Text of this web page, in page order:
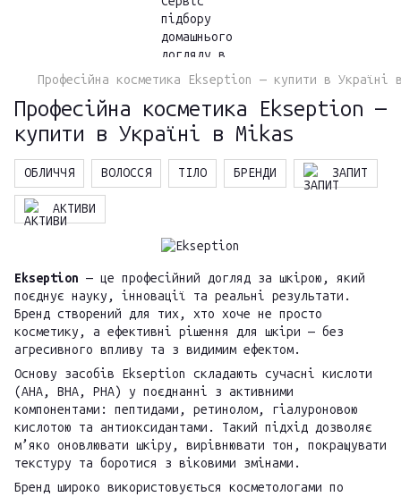
Професійна косметика Ekseption — купити в Україні
Професійна косметика Ekseption —
купити в Україні в Mikas
ОБЛИЧЧЯ ВОЛОССЯ ТІЛО БРЕНДИ ЗАПИТ
АКТИВИ
Ekseption — це професійний догляд за шкірою, який
поєднує науку, інновації та реальні результати.
Бренд створений для тих, хто хоче не просто
косметику, а ефективні рішення для шкіри — без
агресивного впливу та з видимим ефектом.
Основу засобів Ekseption складають сучасні кислоти
(AHA, BHA, PHA) у поєднанні з активними
компонентами: пептидами, ретинолом, гіалуроновою
кислотою та антиоксидантами. Такий підхід дозволяє
м’яко оновлювати шкіру, вирівнювати тон, покращувати
текстуру та боротися з віковими змінами.
Бренд широко використовується косметологами по